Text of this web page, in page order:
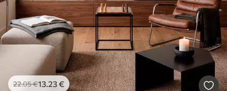
22.05€13 .23€